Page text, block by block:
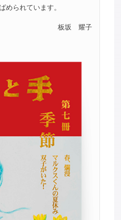
められています。
板坂 耀子